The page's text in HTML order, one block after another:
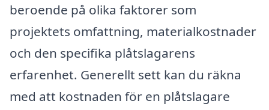
beroende på olika faktorer som
projektets omfattning, materialkostnader
och den specifika plåtslagarens
erfarenhet. Generellt sett kan du räkna
med att kostnaden för en plåtslagare